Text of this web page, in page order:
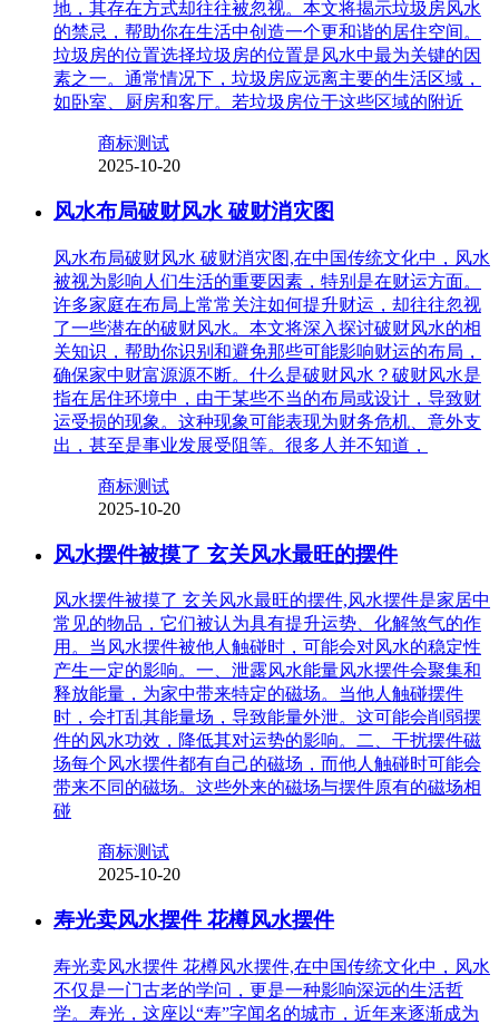
地，其存在方式却往往被忽视。本文将揭示垃圾房风水
的禁忌，帮助你在生活中创造一个更和谐的居住空间。
垃圾房的位置选择垃圾房的位置是风水中最为关键的因
素之一。通常情况下，垃圾房应远离主要的生活区域，
如卧室、厨房和客厅。若垃圾房位于这些区域的附近
商标测试
2025-10-20
风水布局破财风水 破财消灾图
风水布局破财风水 破财消灾图,在中国传统文化中，风水
被视为影响人们生活的重要因素，特别是在财运方面。
许多家庭在布局上常常关注如何提升财运，却往往忽视
了一些潜在的破财风水。本文将深入探讨破财风水的相
关知识，帮助你识别和避免那些可能影响财运的布局，
确保家中财富源源不断。什么是破财风水？破财风水是
指在居住环境中，由于某些不当的布局或设计，导致财
运受损的现象。这种现象可能表现为财务危机、意外支
出，甚至是事业发展受阻等。很多人并不知道，
商标测试
2025-10-20
风水摆件被摸了 玄关风水最旺的摆件
风水摆件被摸了 玄关风水最旺的摆件,风水摆件是家居中
常见的物品，它们被认为具有提升运势、化解煞气的作
用。当风水摆件被他人触碰时，可能会对风水的稳定性
产生一定的影响。一、泄露风水能量风水摆件会聚集和
释放能量，为家中带来特定的磁场。当他人触碰摆件
时，会打乱其能量场，导致能量外泄。这可能会削弱摆
件的风水功效，降低其对运势的影响。二、干扰摆件磁
场每个风水摆件都有自己的磁场，而他人触碰时可能会
带来不同的磁场。这些外来的磁场与摆件原有的磁场相
碰
商标测试
2025-10-20
寿光卖风水摆件 花樽风水摆件
寿光卖风水摆件 花樽风水摆件,在中国传统文化中，风水
不仅是一门古老的学问，更是一种影响深远的生活哲
学。寿光，这座以“寿”字闻名的城市，近年来逐渐成为